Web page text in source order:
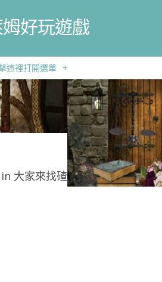
好玩遊戲
這裡打開選單 +
大家來找碴